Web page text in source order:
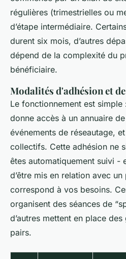
régulières (trimestrielles ou
d’étape intermédiaire.
durent six mois, d’autres
dépend de la complexité du
bénéficiaire.
Modalités d'adhésion et
Le fonctionnement est
donne accès à un annuaire
événements de réseautage,
collectifs. Cette adhésion ne
êtes automatiquement suivi -
d’être mis en relation avec
correspond à vos besoins.
organisent des séances de
d’autres mettent en place
pairs.